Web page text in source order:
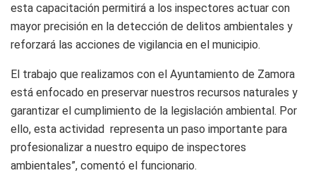
esta capacitación permitirá a los inspectores actuar con
mayor precisión en la detección de delitos ambientales y
reforzará las acciones de vigilancia en el municipio.
El trabajo que realizamos con el Ayuntamiento de Zamora
está enfocado en preservar nuestros recursos naturales y
garantizar el cumplimiento de la legislación ambiental. Por
ello, esta actividad representa un paso importante para
profesionalizar a nuestro equipo de inspectores
ambientales”, comentó el funcionario.